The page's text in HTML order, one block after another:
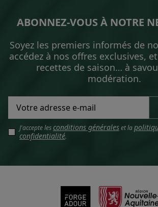
ABONNEZ-VOUS À NOTRE
Soyez les premiers informés de
accédez à nos offres exclusives,
recettes de saison… à
modération.
J'accepte lesconditions généraleset la
confidentialité.